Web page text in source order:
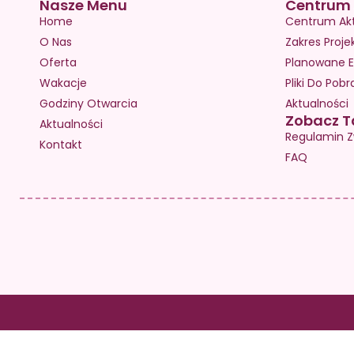
Nasze Menu
Home
O Nas
Oferta
Wakacje
Godziny Otwarcia
Aktualności
Kontakt
Centrum
Centrum
Zakres
Planowane
Pliki Do
Aktualności
Zobacz
Regulamin
FAQ